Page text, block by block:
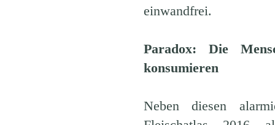
einwandfrei.
Paradox: Die
konsumieren
Neben diesen